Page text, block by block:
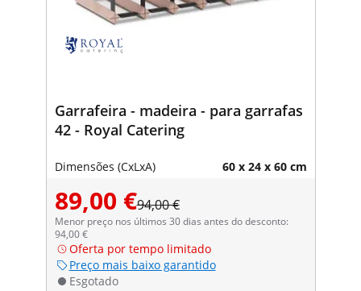
Garrafeira - madeira - para garrafas
42 - Royal Catering
Dimensões (CxLxA) 60 x 24 x 60 cm
89,00 €94,00 €
Menor preço nos últimos 30 dias antes do desconto:
94,00 €
Oferta por tempo limitado
Preço mais baixo garantido
Esgotado